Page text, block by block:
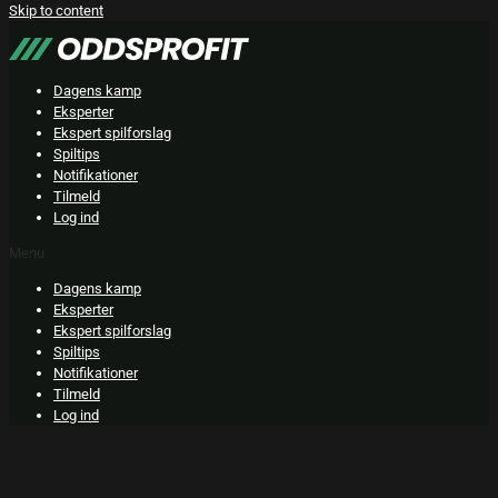
Skip to content
Dagens kamp
Eksperter
Ekspert spilforslag
Spiltips
Notifikationer
Tilmeld
Log ind
Menu
Dagens kamp
Eksperter
Ekspert spilforslag
Spiltips
Notifikationer
Tilmeld
Log ind